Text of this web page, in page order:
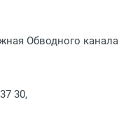
Обводного канала
30,